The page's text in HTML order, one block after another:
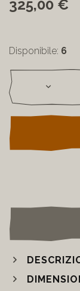
325,00 €
Disponibile: 6